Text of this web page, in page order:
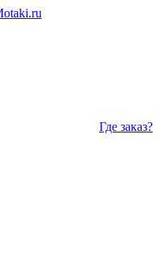
Где заказ?